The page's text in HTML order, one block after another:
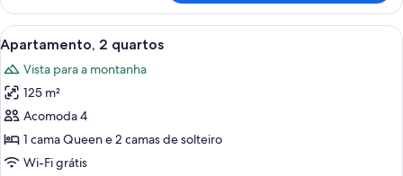
Bedroom
Apartment
Carrega
todas
as
fotos
de
Apartamento,
2
Quarto com cama, cômoda, janela
15
Apartamento, 2 quartos
Vista para a montanha
125 m²
Acomoda 4
1 cama Queen e 2 camas de solteiro
Wi-Fi grátis